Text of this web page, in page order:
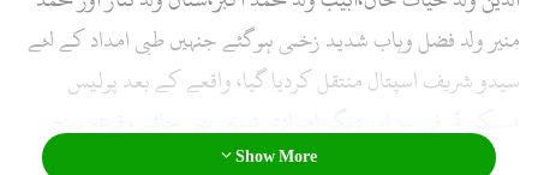
منیر ولد فضل وہاب شدید زخمی ہوگئے جنہیں طبی امداد کے لئے
سیدو شریف اسپتال منتقل کردیا گیا، واقعے کے بعد پولیس
گئے اور واقعے کی مزید تفتیش شروع کردی ہے،ابتدائی اطلاعات
Show More